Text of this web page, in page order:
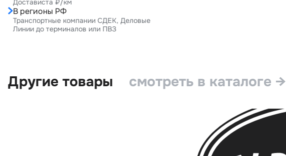
Достависта ₽/км
В регионы РФ
Транспортные компании СДЕК, Деловые
Линии до терминалов или ПВЗ
Другие товары смотреть в каталоге →